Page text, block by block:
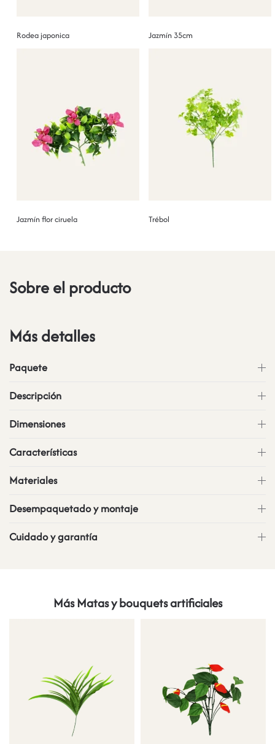
Rodea japonica Jazmín 35cm
Jazmín flor ciruela Trébol
Sobre el producto
Más detalles
Paquete
Descripción
Dimensiones
Características
Materiales
Desempaquetado y montaje
Cuidado y garantía
Más Matas y bouquets artificiales